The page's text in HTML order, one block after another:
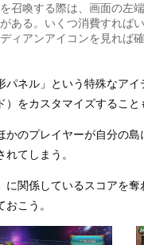
召喚する際は、画面の左
ある。いくつ消費すれば
ィアンアイコンを見れば
パネル」という特殊なア
をカスタマイズすること
かのプレイヤーが自分の
てしまう。
に関係しているスコアを
こう。